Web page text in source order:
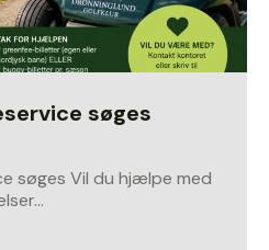
søges
søges Vil du hjælpe med